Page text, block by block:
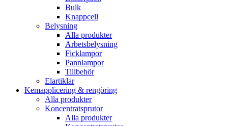
Bulk
Knappcell
Belysning
Alla produkter
Arbetsbelysning
Ficklampor
Pannlampor
Tillbehör
Elartiklar
Kemapplicering & rengöring
Alla produkter
Koncentratsprutor
Alla produkter